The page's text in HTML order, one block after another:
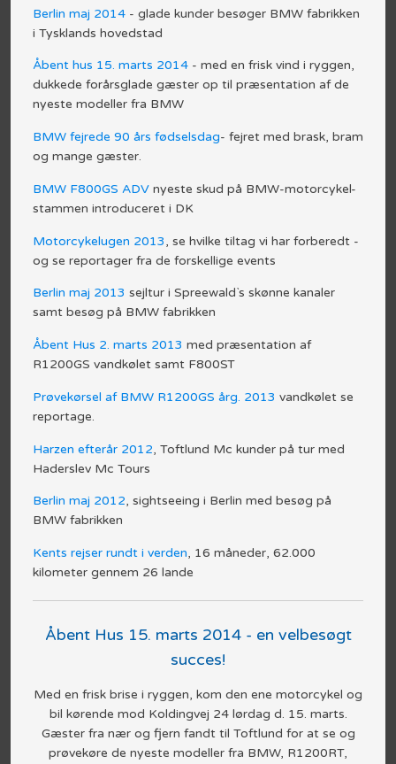
Berlin maj 2014- glade kunder besøger BMW fabrikken
i Tysklands hovedstad​
Åbent hus 15. marts 2014- med en frisk vind i ryggen,
dukkede forårsglade gæster op til præsentation af de
nyeste modeller fra BMW​
BMW fejrede 90 års fødselsdag- fejret med brask, bram
og mange gæster.​
BMW F800GS ADVnyeste skud på BMW-motorcykel-
stammen introduceret i DK​
Motorcykelugen 2013, se hvilke tiltag vi har forberedt -
og se reportager fra de forskellige events​
Berlin maj 2013 sejltur i Spreewald`s skønne kanaler
samt besøg på BMW fabrikken​
Åbent Hus 2. marts 2013 med præsentation af
R1200GS vandkølet samt F800ST​
Prøvekørsel af BMW R1200GS årg. 2013 vandkølet se
reportage.​
Harzen efterår 2012, Toftlund Mc kunder på tur med
Haderslev Mc Tours​
Berlin maj 2012, sightseeing i Berlin med besøg på
BMW fabrikken​
Kents rejser rundt i verden, 16 måneder, 62.000
kilometer gennem 26 lande​
Åbent Hus 15. marts 2014 - en velbesøgt
succes!
Med en frisk brise i ryggen, kom den ene motorcykel og
bil kørende mod Koldingvej 24 lørdag d. 15. marts.
Gæster fra nær og fjern fandt til Toftlund for at se og
prøvekøre de nyeste modeller fra BMW, R1200RT,